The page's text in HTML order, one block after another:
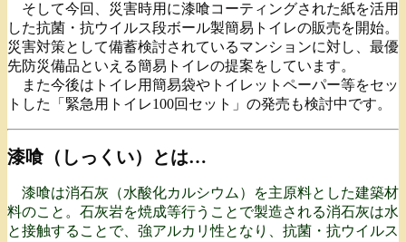
そして今回、災害時用に漆喰コーティングされた紙を活用
した抗菌・抗ウイルス段ボール製簡易トイレの販売を開始。
災害対策として備蓄検討されているマンションに対し、最優
先防災備品といえる簡易トイレの提案をしています。
また今後はトイレ用簡易袋やトイレットペーパー等をセッ
トした「緊急用トイレ100回セット」の発売も検討中です。
漆喰（しっくい）とは…
漆喰は消石灰（水酸化カルシウム）を主原料とした建築材
料のこと。石灰岩を焼成等行うことで製造される消石灰は水
と接触することで、強アルカリ性となり、抗菌・抗ウイルス